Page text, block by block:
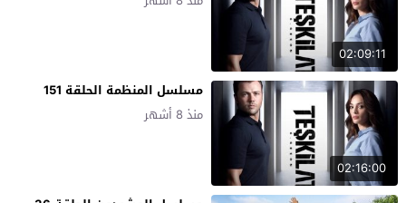
02:09:11
02:16:00
مسلسل المنظمة الحلقة 151
منذ 8 أشهر